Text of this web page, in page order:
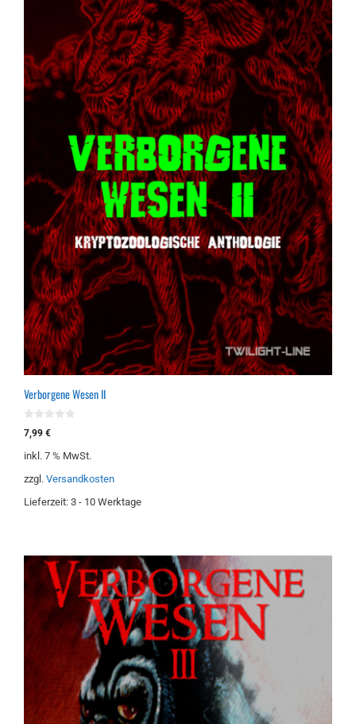
Verborgene Wesen II
0
v
n
7,99 €
inkl. 7 % MwSt.
zzgl. Versandkosten
Lieferzeit: 3 - 10 Werktage